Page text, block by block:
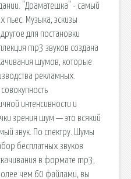
"Драматешка" - самый
пьес. Музыка, эскизы
для постановки
mp3 звуков создана
шумов, которые
рекламных.
интенсивности и
зрения шум — это всякий
звук. По спектру. Шумы
бесплатных звуков
в формате mp3,
чем 60 файлами, вы